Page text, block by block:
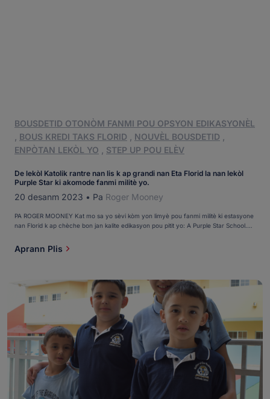
BOUSDETID OTONÒM FANMI POU OPSYON EDIKASYONÈL
BOUS KREDI TAKS FLORID NOUVÈL BOUSDETID
ENPÒTAN LEKÒL YO
STEP UP POU ELÈV
De lekòl Katolik rantre nan lis k ap grandi nan Eta Florid la nan lekòl
Purple Star ki akomode fanmi militè yo.
20 desanm 2023 • Pa Roger Mooney
PA ROGER MOONEY Kat mo sa yo sèvi kòm yon limyè pou fanmi militè ki estasyone
nan Florid k ap chèche bon jan kalite edikasyon pou pitit yo: A Purple Star School.
Holzbaur, biwo a [...]
Aprann Plis